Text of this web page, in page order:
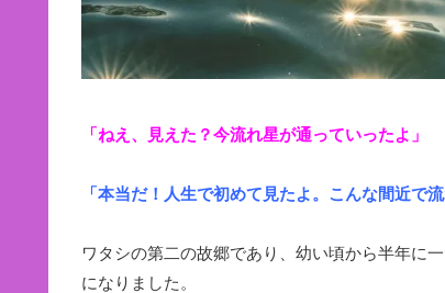
「ねえ、見えた？今流れ星が通っていったよ」
「本当だ！人生で初めて見たよ。こんな間近で
ワタシの第二の故郷であり、幼い頃から半年に
になりました。